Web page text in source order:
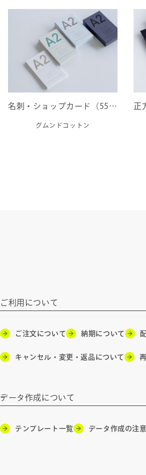
名刺・ショップカード（55×91mm）｜グムンドコットン
グムンドコットン
ご利用について
ご注文について 納期について
キャンセル・変更・返品について
データ作成について
テンプレート一覧 データ作成の注